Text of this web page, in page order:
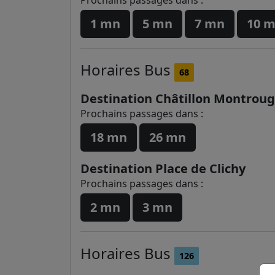
1 mn 5 mn 7 mn 10
Horaires Bus 68
Destination Châtillon
Prochains passages dans :
18 mn
26 mn
Destination Place de Clichy
Prochains passages dans :
2 mn 3 mn
Horaires Bus 126